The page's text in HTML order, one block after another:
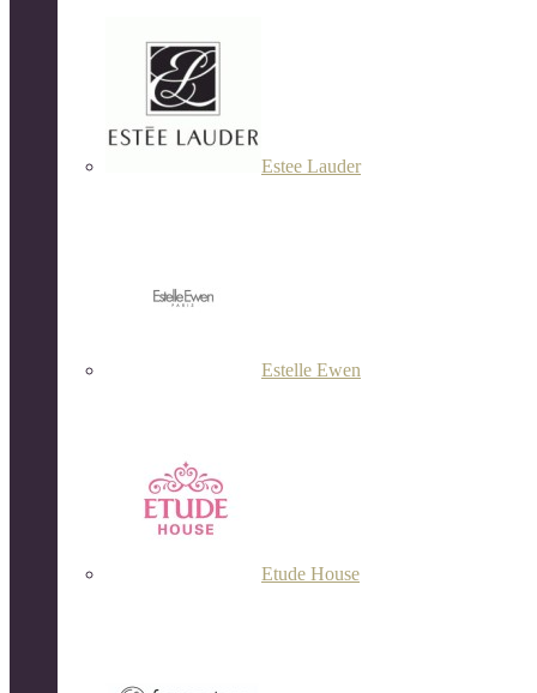
Estee Lauder
Estelle Ewen
Etude House